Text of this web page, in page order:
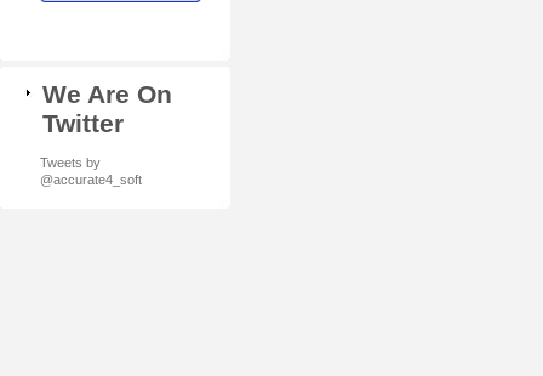
We Are On
Twitter
Tweets by
@accurate4_soft